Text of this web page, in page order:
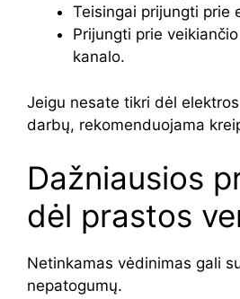
Teisingai prijungti prie
Prijungti prie
kanalo.
Jeigu nesate tikri dėl
darbų, rekomenduojama
Dažniausios
dėl prastos
Netinkamas vėdinimas gali
nepatogumų.